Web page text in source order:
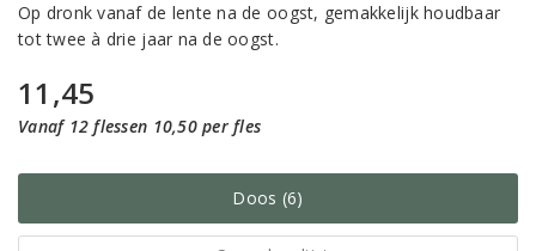
Op dronk vanaf de lente na de oogst, gemakkelijk houdbaar
tot twee à drie jaar na de oogst.
11,45
Vanaf 12 flessen 10,50 per fles
Doos (6)